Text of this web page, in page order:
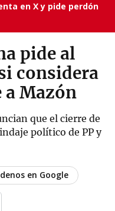
en X y pide perdón
pide al
considera
a Mazón
que el cierre de
político de PP y
en Google